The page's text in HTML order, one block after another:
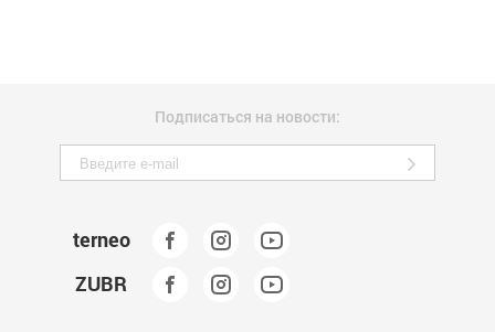
Подписаться на новости:
terneo
ZUBR